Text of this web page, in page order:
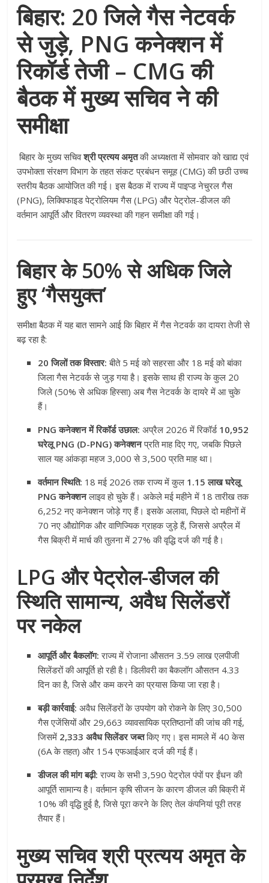
बिहार: 20 जिले गैस नेटवर्क
से जुड़े, PNG कनेक्शन में
रिकॉर्ड तेजी – CMG की
बैठक में मुख्य सचिव ने की
समीक्षा
बिहार के मुख्य सचिवश्री प्रत्यय अमृतकी अध्यक्षता में सोमवार को खाद्य एवं
उपभोक्ता संरक्षण विभाग के तहत संकट प्रबंधन समूह (CMG) की छठी उच्च
स्तरीय बैठक आयोजित की गई। इस बैठक में राज्य में पाइप्ड नेचुरल गैस
(PNG), लिक्विफाइड पेट्रोलियम गैस (LPG) और पेट्रोल-डीजल की
वर्तमान आपूर्ति और वितरण व्यवस्था की गहन समीक्षा की गई।
बिहार के 50% से अधिक जिले
हुए ‘गैसयुक्त’
समीक्षा बैठक में यह बात सामने आई कि बिहार में गैस नेटवर्क का दायरा तेजी से
बढ़ रहा है:
20 जिलों तक विस्तार: बीते 5 मई को सहरसा और 18 मई को बांका
जिला गैस नेटवर्क से जुड़ गया है। इसके साथ ही राज्य के कुल 20
जिले (50% से अधिक हिस्सा) अब गैस नेटवर्क के दायरे में आ चुके
हैं।
PNG कनेक्शन में रिकॉर्ड उछाल: अप्रैल 2026 में रिकॉर्ड 10,952
घरेलू PNG (D-PNG) कनेक्शनप्रति माह दिए गए, जबकि पिछले
साल यह आंकड़ा महज 3,000 से 3,500 प्रति माह था।
वर्तमान स्थिति: 18 मई 2026 तक राज्य में कुल 1.15 लाख घरेलू
PNG कनेक्शनलाइव हो चुके हैं। अकेले मई महीने में 18 तारीख तक
6,252 नए कनेक्शन जोड़े गए हैं। इसके अलावा, पिछले दो महीनों में
70 नए औद्योगिक और वाणिज्यिक ग्राहक जुड़े हैं, जिससे अप्रैल में
गैस बिक्री में मार्च की तुलना में 27% की वृद्धि दर्ज की गई है।
LPG और पेट्रोल-डीजल की
स्थिति सामान्य, अवैध सिलेंडरों
पर नकेल
आपूर्ति और बैकलॉग: राज्य में रोजाना औसतन 3.59 लाख एलपीजी
सिलेंडरों की आपूर्ति हो रही है। डिलीवरी का बैकलॉग औसतन 4.33
दिन का है, जिसे और कम करने का प्रयास किया जा रहा है।
बड़ी कार्रवाई: अवैध सिलेंडरों के उपयोग को रोकने के लिए 30,500
गैस एजेंसियों और 29,663 व्यावसायिक प्रतिष्ठानों की जांच की गई,
जिसमें 2,333 अवैध सिलेंडर जब्तकिए गए। इस मामले में 40 केस
(6A के तहत) और 154 एफआईआर दर्ज की गई हैं।
डीजल की मांग बढ़ी: राज्य के सभी 3,590 पेट्रोल पंपों पर ईंधन की
आपूर्ति सामान्य है। वर्तमान कृषि सीजन के कारण डीजल की बिक्री में
10% की वृद्धि हुई है, जिसे पूरा करने के लिए तेल कंपनियां पूरी तरह
तैयार हैं।
मुख्य सचिव श्री प्रत्यय अमृत के